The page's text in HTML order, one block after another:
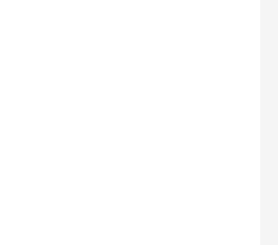
てください。
介してくれれば
円プレゼント
り応募してください
のリクエストのメールが届
てください！